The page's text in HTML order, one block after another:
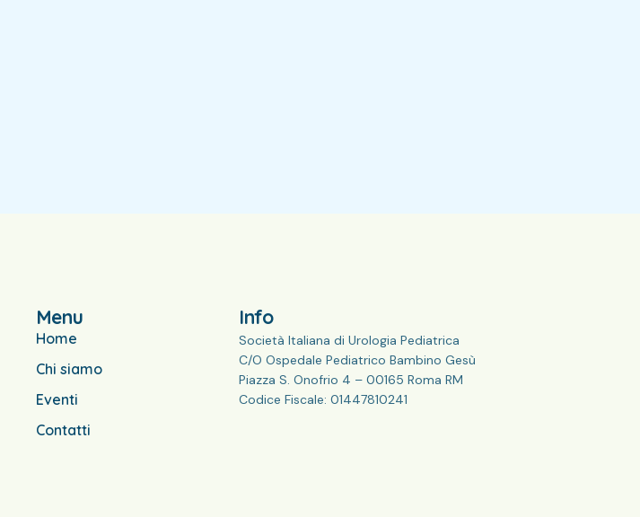
Menu
Home
Chi siamo
Eventi
Contatti
Info
Società Italiana di Urologia Pediatrica
C/O Ospedale Pediatrico Bambino Gesù
Piazza S. Onofrio 4 – 00165 Roma RM
Codice Fiscale: 01447810241